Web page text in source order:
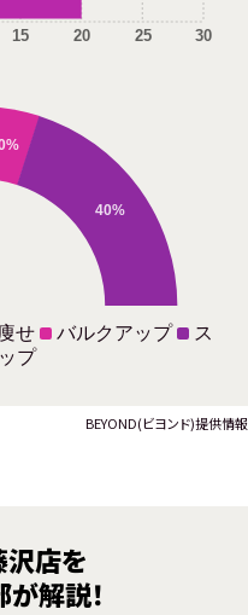
15 20 25 30
40%
せ バルクアップ
ス
プ
BEYOND(ビヨンド)提供情報
店を
解説！